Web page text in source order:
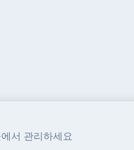
서 관리하세요